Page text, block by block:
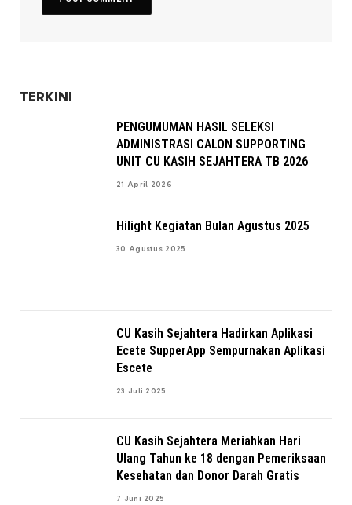
TERKINI
PENGUMUMAN HASIL SELEKSI
ADMINISTRASI CALON SUPPORTING
UNIT CU KASIH SEJAHTERA TB 2026
21 April 2026
Hilight Kegiatan Bulan Agustus 2025
30 Agustus 2025
CU Kasih Sejahtera Hadirkan Aplikasi
Ecete SupperApp Sempurnakan Aplikasi
Escete
23 Juli 2025
CU Kasih Sejahtera Meriahkan Hari
Ulang Tahun ke 18 dengan Pemeriksaan
Kesehatan dan Donor Darah Gratis
7 Juni 2025